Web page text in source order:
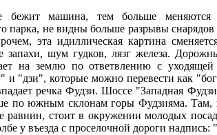
бежит машина, тем больше меняются
парка, не видны больше разрывы
эта идиллическая картина
запахи, шум гудков, лязг железа.
на землю по ответвлению с уходящей
и "дзи", которые можно перевести как
речка Фудзи. Шоссе "Западная
по южным склонам горы Фудзияма. Там,
равнин, стоит в окружении молодых
у въезда с проселочной дороги